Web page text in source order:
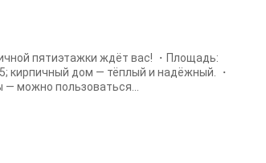
пятиэтажки ждёт вас! ・Площадь:
кирпичный дом — тёплый и надёжный. ・
— можно пользоваться...